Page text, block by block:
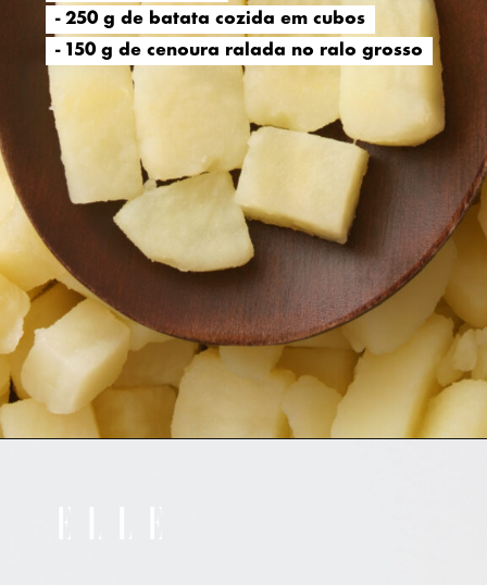
- 250 g de batata cozida em cubos
- 150 g de cenoura ralada no ralo grosso
- 250 g de batata cozida em cubos
- 150 g de cenoura ralada no ralo grosso